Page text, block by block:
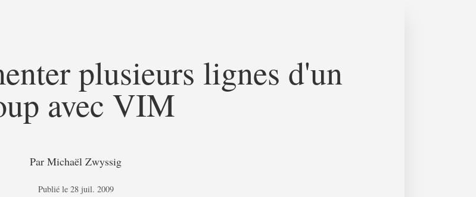
plusieurs lignes d'un
avec VIM
Par Michaël Zwyssig
Publié le 28 juil. 2009